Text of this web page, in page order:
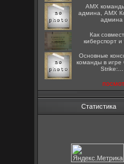
AMX
админа, AMX
админа
Как
киберспорт и
Основные
команды в игре
Strike:...
Статистика